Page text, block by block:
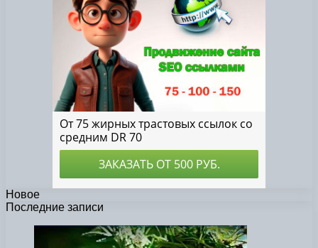
Новое
Последние записи